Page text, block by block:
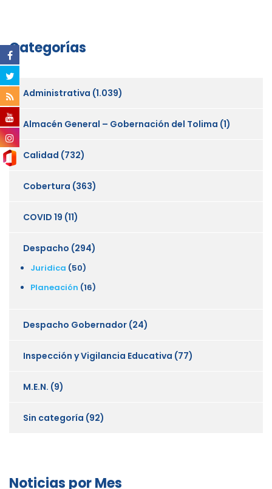
Categorías
Administrativa (1.039)
Almacén General – Gobernación del Tolima (1)
Calidad (732)
Cobertura (363)
COVID 19 (11)
Despacho (294)
Juridica (50)
Planeación (16)
Despacho Gobernador (24)
Inspección y Vigilancia Educativa (77)
M.E.N. (9)
Sin categoría (92)
Noticias por Mes